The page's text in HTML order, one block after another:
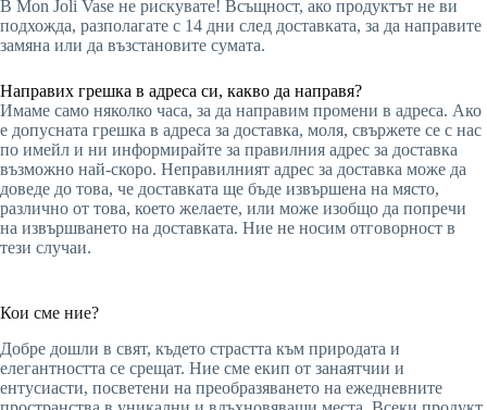
В Mon Joli Vase не рискувате! Всъщност, ако продуктът не ви
подхожда, разполагате с 14 дни след доставката, за да направите
замяна или да възстановите сумата.
Направих грешка в адреса си, какво да направя?
Имаме само няколко часа, за да направим промени в адреса. Ако
е допусната грешка в адреса за доставка, моля, свържете се с нас
по имейл и ни информирайте за правилния адрес за доставка
възможно най-скоро. Неправилният адрес за доставка може да
доведе до това, че доставката ще бъде извършена на място,
различно от това, което желаете, или може изобщо да попречи
на извършването на доставката. Ние не носим отговорност в
тези случаи.
Кои сме ние?
Добре дошли в свят, където страстта към природата и
елегантността се срещат. Ние сме екип от занаятчии и
ентусиасти, посветени на преобразяването на ежедневните